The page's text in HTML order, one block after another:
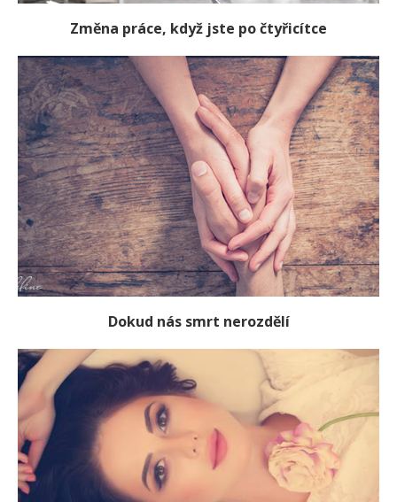
Změna práce, když jste po čtyřicítce
Dokud nás smrt nerozdělí